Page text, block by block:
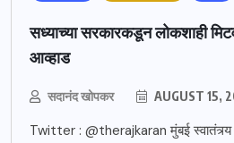
सध्याच्या सरकारकडून लोकशाही
आव्हाड
सदानंद खोपकर AUGUST 15,
Twitter : @therajkaran मुंबई स्वातंत्र्य